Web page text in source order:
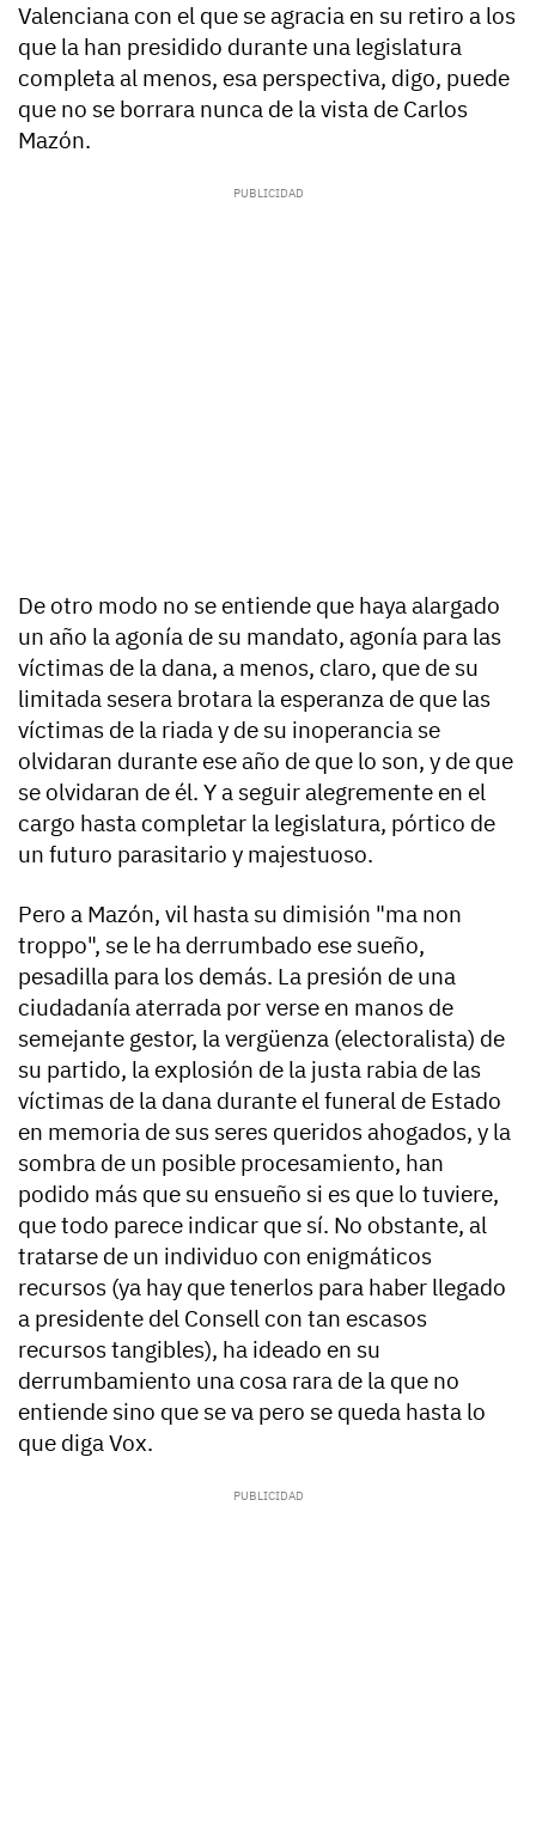
Valenciana con el que se agracia en su retiro a los
que la han presidido durante una legislatura
completa al menos, esa perspectiva, digo, puede
que no se borrara nunca de la vista de Carlos
Mazón.
De otro modo no se entiende que haya alargado
un año la agonía de su mandato, agonía para las
víctimas de la dana, a menos, claro, que de su
limitada sesera brotara la esperanza de que las
víctimas de la riada y de su inoperancia se
olvidaran durante ese año de que lo son, y de que
se olvidaran de él. Y a seguir alegremente en el
cargo hasta completar la legislatura, pórtico de
un futuro parasitario y majestuoso.
Pero a Mazón, vil hasta su dimisión "ma non
troppo", se le ha derrumbado ese sueño,
pesadilla para los demás. La presión de una
ciudadanía aterrada por verse en manos de
semejante gestor, la vergüenza (electoralista) de
su partido, la explosión de la justa rabia de las
víctimas de la dana durante el funeral de Estado
en memoria de sus seres queridos ahogados, y la
sombra de un posible procesamiento, han
podido más que su ensueño si es que lo tuviere,
que todo parece indicar que sí. No obstante, al
tratarse de un individuo con enigmáticos
recursos (ya hay que tenerlos para haber llegado
a presidente del Consell con tan escasos
recursos tangibles), ha ideado en su
derrumbamiento una cosa rara de la que no
entiende sino que se va pero se queda hasta lo
que diga Vox.